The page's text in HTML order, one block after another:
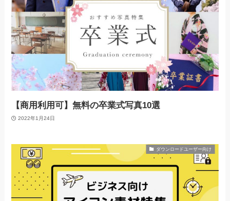
【商用利用可】無料の卒業式写真10選
2022年1月24日
ダウンロードユーザー向け